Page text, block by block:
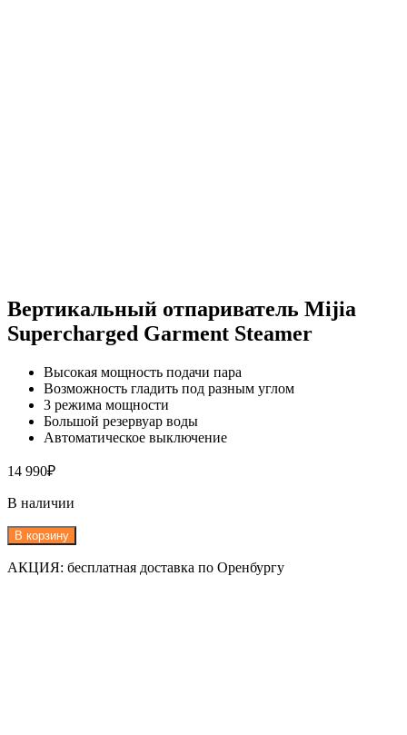
Вертикальный отпариватель Mijia
Supercharged Garment Steamer
Высокая мощность подачи пара
Возможность гладить под разным углом
3 режима мощности
Большой резервуар воды
Автоматическое выключение
14 990₽
В наличии
В корзину
АКЦИЯ: бесплатная доставка по Оренбургу